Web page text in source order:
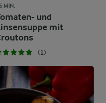
MIN.
und
mit
(1)